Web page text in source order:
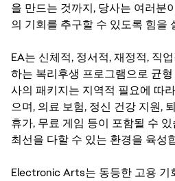
을 만드는 것까지, 당사는 여러분
의 기회를 추구할 수 있도록 힘을
EA는 신체적, 정서적, 재정적, 직
하는 복리후생 프로그램으로 균
사의 패키지는 지역적 필요에 따
으며, 의료 보험, 정신 건강 지원,
휴가, 무료 게임 등이 포함될 수
최선을 다할 수 있는 환경을 육성
Electronic Arts는 동등한 고용 기